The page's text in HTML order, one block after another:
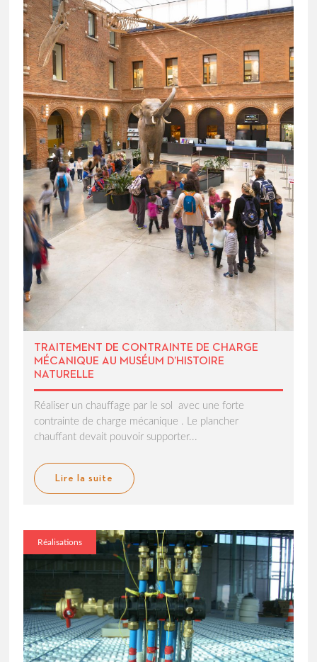
TRAITEMENT DE CONTRAINTE DE CHARGE
MÉCANIQUE AU MUSÉUM D’HISTOIRE
NATURELLE
Réaliser un chauffage par le sol avec une forte
contrainte de charge mécanique . Le plancher
chauffant devait pouvoir supporter...
Lire la suite
Réalisations